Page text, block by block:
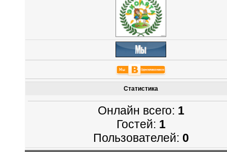
Статистика
Онлайн всего: 1
Гостей: 1
Пользователей: 0